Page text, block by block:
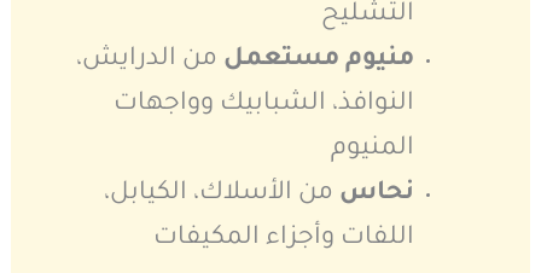
التشليح
منيوم مستعمل من الدرايش،
النوافذ، الشبابيك وواجهات
المنيوم
نحاس من الأسلاك، الكيابل،
اللفات وأجزاء المكيفات